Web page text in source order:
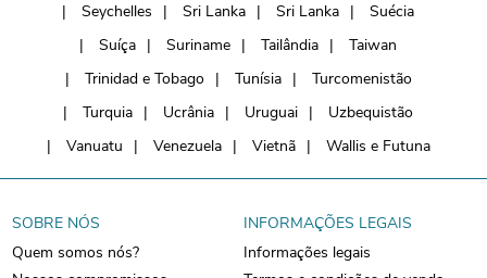
Seychelles
Sri Lanka Sri Lanka
Suécia
Suíça
Suriname Tailândia
Taiwan
Trinidad e Tobago
Tunísia
Turcomenistão
Turquia
Ucrânia Uruguai
Uzbequistão
Vanuatu
Venezuela Vietnã Wallis e Futuna
SOBRE NÓS
Quem somos nós?
INFORMAÇÕES LEGAIS
Informações legais